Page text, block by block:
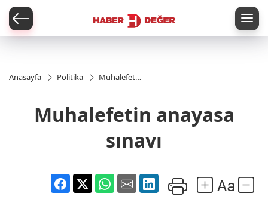
Anasayfa Politika
Muhalefetin
Muhalefetin anayasa
sınavı